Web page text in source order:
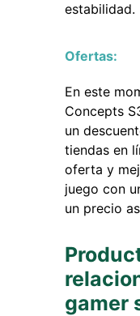
estabilidad.
Ofertas:
En este
Concepts
un
tiendas en
oferta y
juego con
un precio
gamer